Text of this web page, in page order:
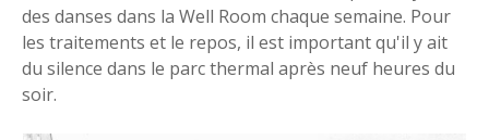
des danses dans la Well Room chaque semaine. Pour
les traitements et le repos, il est important qu'il y ait
du silence dans le parc thermal après neuf heures du
soir.